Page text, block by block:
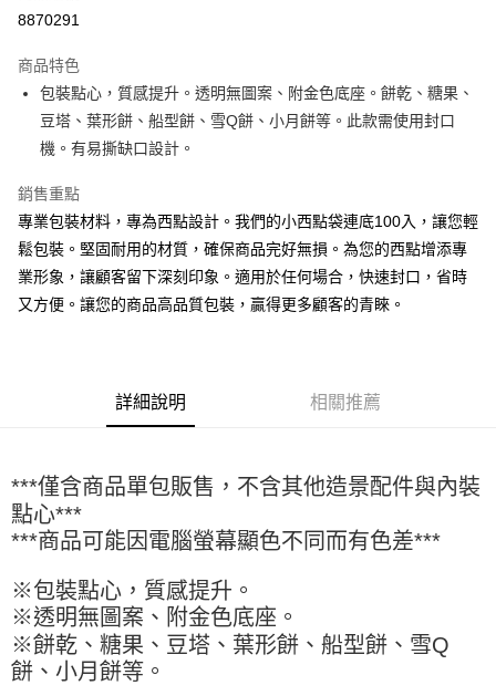
超商取貨付款
Apple Pay
街口支付
全盈+PAY
AFTEE先享後付
相關說明
【關於「AFTEE先享後付」】
３．安心：先確認商品／服務後，再付款。
結帳頁面，進行簡訊認證並確認金額後，即可完成結帳。
２．訂單成立數日內，您將收到繳費通知簡訊。
３．收到繳費通知簡訊後14天內，點擊此簡訊中的連結，可透過四大超商／
ATM／網路銀行／等多元方式進行付款，方視為交易完成。
購買商品的店家。未經商家同意取消之訂單仍視為有效，需透過AFTEE先享
後付繳納相關費用。
※ 交易是否成功請以「AFTEE先享後付 」之結帳頁面顯示為準，若有關於
是否繳費成功／繳費後需取消欲退款等相關疑問，請聯繫「AFTEE先享後付
客戶支援中心」https://netprotections.freshdesk.com/support/home
全家取貨付款-重量限制含紙箱10kg，請控制商品重量在9~9.5
付款後全家取貨-重量限制含紙箱10kg，請控制商品重量在9~
9.5kg
7-11取貨付款-重量限制含紙箱10kg，請控制商品重量在9~9.5
kg
每筆NT$90，滿NT$990(含以上)免運費
8870291
商品特色
包裝點心，質感提升。透明無圖案、附金色底座。餅乾、糖果、
豆塔、葉形餅、船型餅、雪Q餅、小月餅等。此款需使用封口
機。有易撕缺口設計。
銷售重點
專業包裝材料，專為西點設計。我們的小西點袋連底100入，讓您輕
鬆包裝。堅固耐用的材質，確保商品完好無損。為您的西點增添專
業形象，讓顧客留下深刻印象。適用於任何場合，快速封口，省時
又方便。讓您的商品高品質包裝，贏得更多顧客的青睞。
詳細說明 相關推薦
***僅含商品單包販售，不含其他造景配件與內裝
點心***
***商品可能因電腦螢幕顯色不同而有色差***
※包裝點心，質感提升。
※透明無圖案、附金色底座。
※餅乾、糖果、豆塔、葉形餅、船型餅、雪Q
餅、小月餅等。